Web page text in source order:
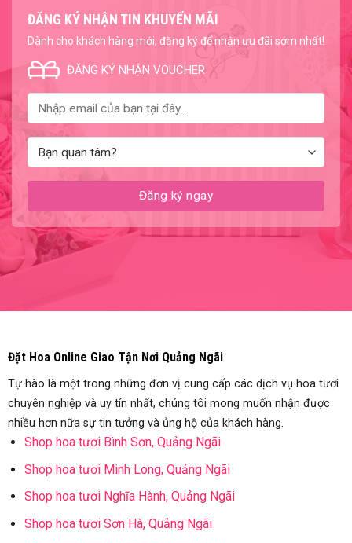
ĐĂNG KÝ NHẬN TIN KHUYẾN MÃI
Dành cho khách hàng mới, đăng ký để nhận ưu đãi sớm nhất!
ĐĂNG KÝ NHẬN VOUCHER
Đặt Hoa Online Giao Tận Nơi Quảng Ngãi
Tự hào là một trong những đơn vị cung cấp các dịch vụ hoa tươi
chuyên nghiệp và uy tín nhất, chúng tôi mong muốn nhận được
nhiều hơn nữa sự tin tưởng và ủng hộ của khách hàng.
Shop hoa tươi Bình Sơn, Quảng Ngãi
Shop hoa tươi Minh Long, Quảng Ngãi
Shop hoa tươi Nghĩa Hành, Quảng Ngãi
Shop hoa tươi Sơn Hà, Quảng Ngãi